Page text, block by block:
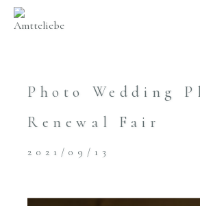
Photo Wedding
Renewal Fair
2021/09/13